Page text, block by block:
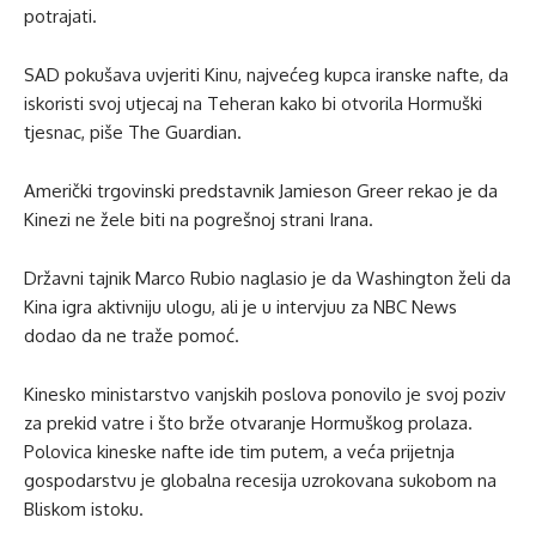
potrajati.
SAD pokušava uvjeriti Kinu, najvećeg kupca iranske nafte, da
iskoristi svoj utjecaj na Teheran kako bi otvorila Hormuški
tjesnac, piše The Guardian.
Američki trgovinski predstavnik Jamieson Greer rekao je da
Kinezi ne žele biti na pogrešnoj strani Irana.
Državni tajnik Marco Rubio naglasio je da Washington želi da
Kina igra aktivniju ulogu, ali je u intervjuu za NBC News
dodao da ne traže pomoć.
Kinesko ministarstvo vanjskih poslova ponovilo je svoj poziv
za prekid vatre i što brže otvaranje Hormuškog prolaza.
Polovica kineske nafte ide tim putem, a veća prijetnja
gospodarstvu je globalna recesija uzrokovana sukobom na
Bliskom istoku.